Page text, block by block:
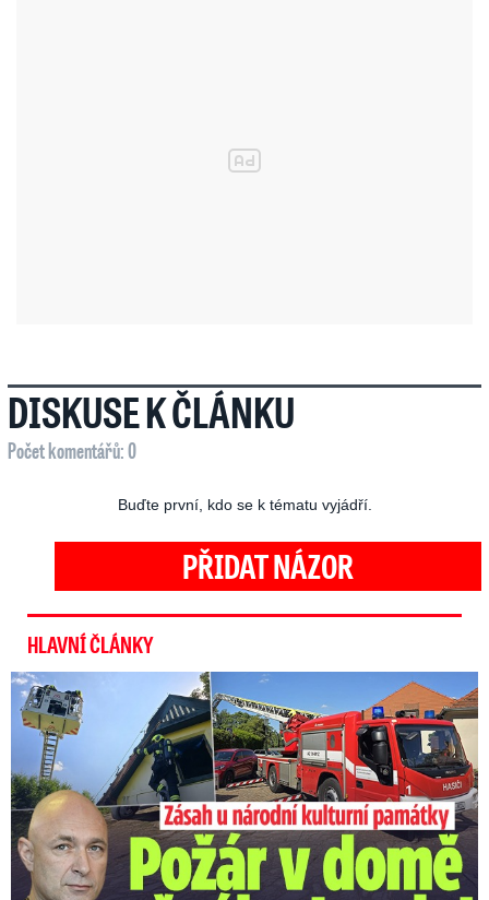
DISKUSE K ČLÁNKU
Počet komentářů: 0
Buďte první, kdo se k tématu vyjádří.
PŘIDAT NÁZOR
HLAVNÍ ČLÁNKY
U Daniela Landy hořelo! Hasiči kroutí hlavou